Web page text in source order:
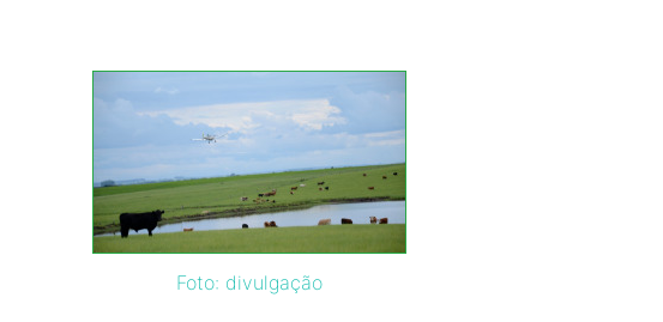
Foto: divulgação